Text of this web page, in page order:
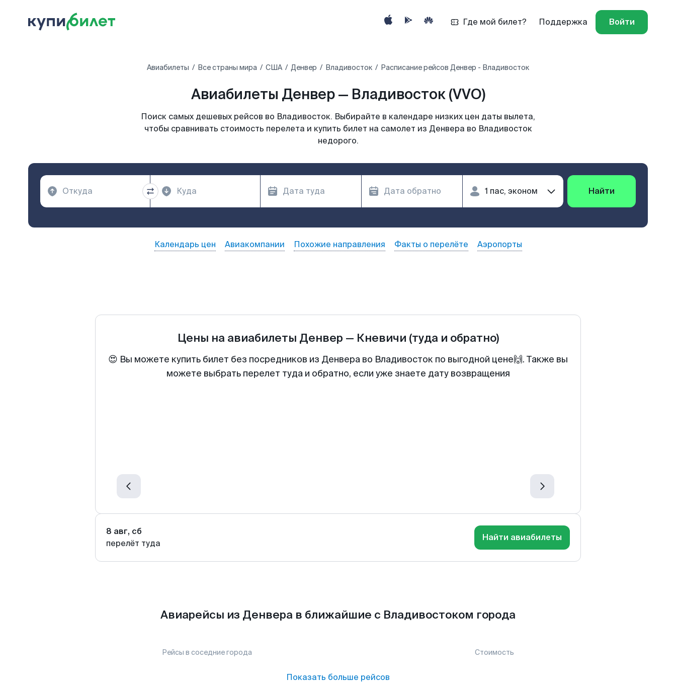
Где мой билет? Поддержка Войти
Авиабилеты Все страны мира США Денвер Владивосток Расписание рейсов Денвер - Владивосток
Авиабилеты Денвер — Владивосток (VVO)
Поиск самых дешевых рейсов во Владивосток. Выбирайте в календаре низких цен даты вылета,
чтобы сравнивать стоимость перелета и купить билет на самолет из Денвера во Владивосток
недорого.
Найти
Календарь цен Авиакомпании Похожие направления Факты о перелёте Аэропорты
Цены на авиабилеты Денвер — Кневичи (туда и обратно)
😍 Вы можете купить билет без посредников из Денвера во Владивосток по выгодной цене🙌. Также вы
можете выбрать перелет туда и обратно, если уже знаете дату возвращения
8 авг, сб
перелёт туда
Найти авиабилеты
Авиарейсы из Денвера в ближайшие с Владивостоком города
Рейсы в соседние города Стоимость
Показать больше рейсов